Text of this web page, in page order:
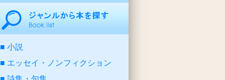
小説
エッセイ・ノンフィクション